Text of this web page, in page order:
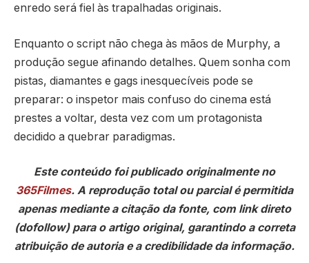
enredo será fiel às trapalhadas originais.
Enquanto o script não chega às mãos de Murphy, a
produção segue afinando detalhes. Quem sonha com
pistas, diamantes e gags inesquecíveis pode se
preparar: o inspetor mais confuso do cinema está
prestes a voltar, desta vez com um protagonista
decidido a quebrar paradigmas.
Este conteúdo foi publicado originalmente no
365Filmes. A reprodução total ou parcial é permitida
apenas mediante a citação da fonte, com link direto
(dofollow) para o artigo original, garantindo a correta
atribuição de autoria e a credibilidade da informação.